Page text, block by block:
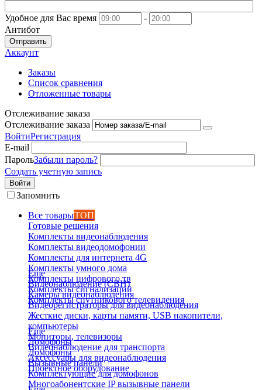
Удобное для Вас время
-
Антибот
Отправить
Аккаунт
Заказы
Список сравнения
Отложенные товары
Отслеживание заказа
Отслеживание заказа
ВойтиРегистрация
E-mail
ПарольЗабыли пароль?
Создать учетную запись
Войти
Запомнить
Все товарыТОП
Готовые решения
Комплекты видеонаблюдения
Комплекты видеодомофонии
Комплекты для интернета 4G
Комплекты умного дома
Комплекты цифрового тв
Комплекты сигнализаций
Комплекты спутникового телевидения
Еще
Видеонаблюдение (СВН)
Камеры видеонаблюдения
Видеорегистраторы для видеонаблюдения
Жесткие диски, карты памяти, USB накопители,
компьютеры
Мониторы, телевизоры
Видеонаблюдение для транспорта
Аксессуары для видеонаблюдения
Проектное оборудование
Еще
Домофоны
Домофоны
Вызывные панели
Комплектующие для домофонов
Многоабонентские IP вызывные панели